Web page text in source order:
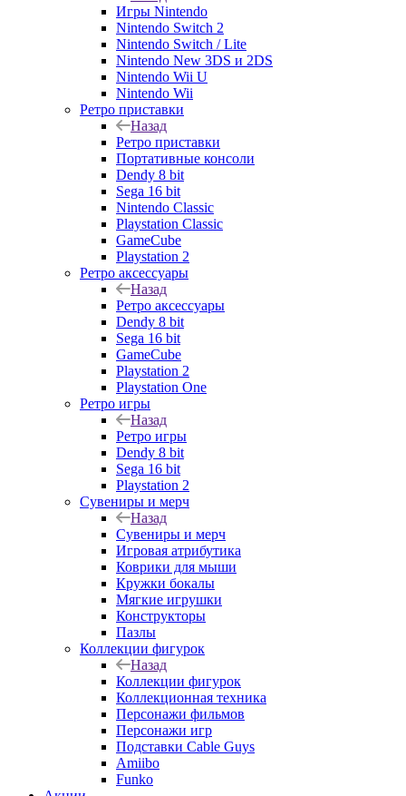
Игры Nintendo
Nintendo Switch 2
Nintendo Switch / Lite
Nintendo New 3DS и 2DS
Nintendo Wii U
Nintendo Wii
Ретро приставки
Назад
Ретро приставки
Портативные консоли
Dendy 8 bit
Sega 16 bit
Nintendo Classic
Playstation Classic
GameCube
Playstation 2
Ретро аксессуары
Назад
Ретро аксессуары
Dendy 8 bit
Sega 16 bit
GameCube
Playstation 2
Playstation One
Ретро игры
Назад
Ретро игры
Dendy 8 bit
Sega 16 bit
Playstation 2
Сувениры и мерч
Назад
Сувениры и мерч
Игровая атрибутика
Коврики для мыши
Кружки бокалы
Мягкие игрушки
Конструкторы
Пазлы
Коллекции фигурок
Назад
Коллекции фигурок
Коллекционная техника
Персонажи фильмов
Персонажи игр
Подставки Cable Guys
Amiibo
Funko